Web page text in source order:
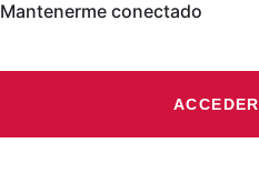
Mantenerme conectado
ACCEDER